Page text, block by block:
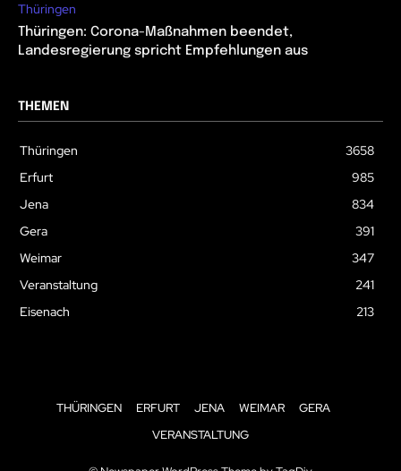
Thüringen
Thüringen: Corona-Maßnahmen beendet,
Landesregierung spricht Empfehlungen aus
THEMEN
Thüringen
3658
Erfurt
985
Jena
834
Gera
391
Weimar
347
Veranstaltung
241
Eisenach
213
THÜRINGEN ERFURT JENA WEIMAR
GERA
VERANSTALTUNG